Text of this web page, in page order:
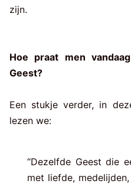
zijn.
Hoe praat men
Geest?
Een stukje verder, in
lezen we:
“Dezelfde Geest die
met liefde,